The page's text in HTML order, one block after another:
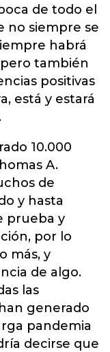
de todo el
no siempre se
habrá
también
positivas
está y estará
10.000
A.
de
y hasta
prueba y
por lo
más, y
de algo.
las
generado
pandemia
decirse que